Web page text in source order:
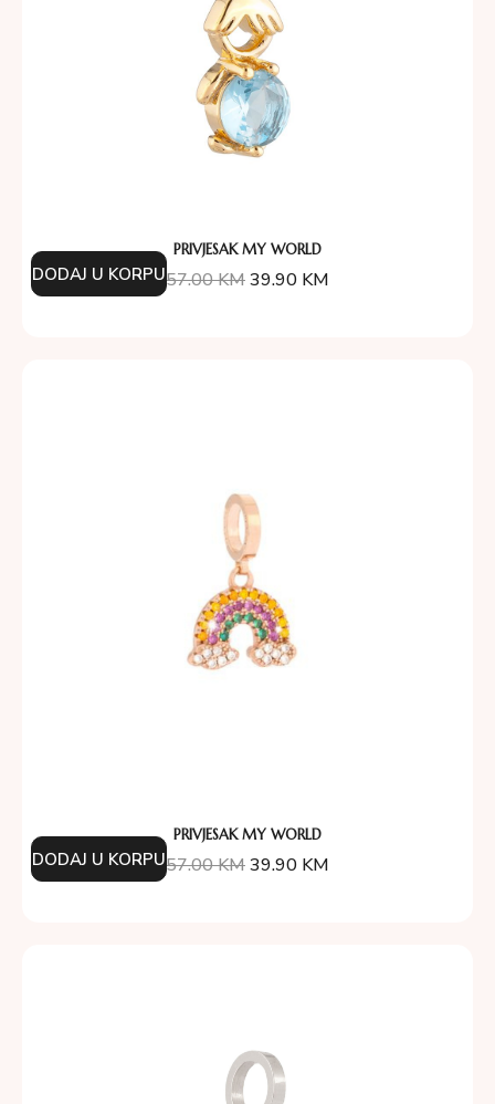
PRIVJESAK MY WORLD
57.00KM39.90 KM
DODAJ U KORPU
PRIVJESAK MY WORLD
57.00KM39.90 KM
DODAJ U KORPU